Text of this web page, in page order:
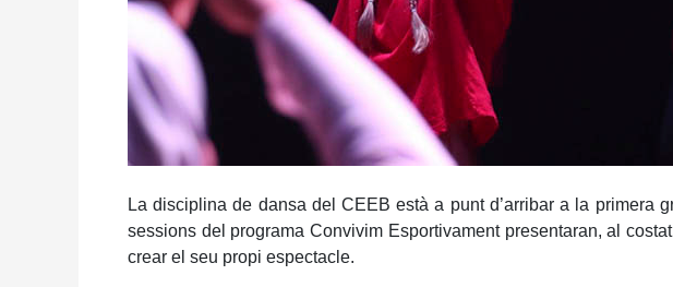
La disciplina de dansa del CEEB està a punt d’arribar a la primera
sessions del programa Convivim Esportivament presentaran, al
crear el seu propi espectacle.